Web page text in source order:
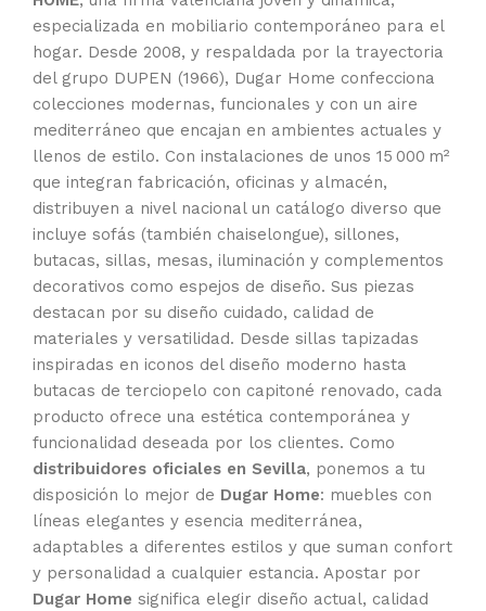
especializada en mobiliario contemporáneo para el
hogar. Desde 2008, y respaldada por la trayectoria
del grupo DUPEN (1966), Dugar Home confecciona
colecciones modernas, funcionales y con un aire
mediterráneo que encajan en ambientes actuales y
llenos de estilo. Con instalaciones de unos 15 000 m²
que integran fabricación, oficinas y almacén,
distribuyen a nivel nacional un catálogo diverso que
incluye sofás (también chaiselongue), sillones,
butacas, sillas, mesas, iluminación y complementos
decorativos como espejos de diseño. Sus piezas
destacan por su diseño cuidado, calidad de
materiales y versatilidad. Desde sillas tapizadas
inspiradas en iconos del diseño moderno hasta
butacas de terciopelo con capitoné renovado, cada
producto ofrece una estética contemporánea y
funcionalidad deseada por los clientes. Como
distribuidores oficiales en Sevilla, ponemos a tu
disposición lo mejor de Dugar Home: muebles con
líneas elegantes y esencia mediterránea,
adaptables a diferentes estilos y que suman confort
y personalidad a cualquier estancia. Apostar por
Dugar Home significa elegir diseño actual, calidad